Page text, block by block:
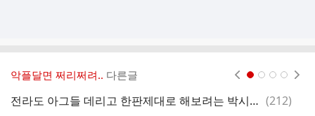
악플달면 쩌리쩌려.. 다른글
전라도 아그들 데리고 한판제대로 해보려는 박시영 디자이너 댓
(212)